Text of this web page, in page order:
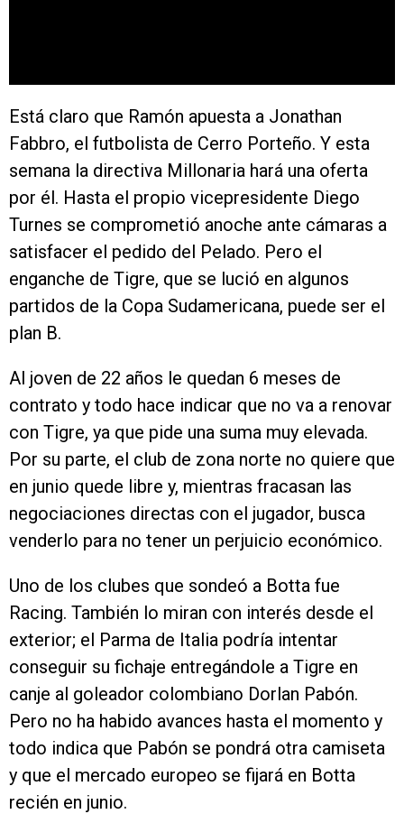
Está claro que Ramón apuesta a Jonathan
Fabbro, el futbolista de Cerro Porteño. Y esta
semana la directiva Millonaria hará una oferta
por él. Hasta el propio vicepresidente Diego
Turnes se comprometió anoche ante cámaras a
satisfacer el pedido del Pelado. Pero el
enganche de Tigre, que se lució en algunos
partidos de la Copa Sudamericana, puede ser el
plan B.
Al joven de 22 años le quedan 6 meses de
contrato y todo hace indicar que no va a renovar
con Tigre, ya que pide una suma muy elevada.
Por su parte, el club de zona norte no quiere que
en junio quede libre y, mientras fracasan las
negociaciones directas con el jugador, busca
venderlo para no tener un perjuicio económico.
Uno de los clubes que sondeó a Botta fue
Racing. También lo miran con interés desde el
exterior; el Parma de Italia podría intentar
conseguir su fichaje entregándole a Tigre en
canje al goleador colombiano Dorlan Pabón.
Pero no ha habido avances hasta el momento y
todo indica que Pabón se pondrá otra camiseta
y que el mercado europeo se fijará en Botta
recién en junio.